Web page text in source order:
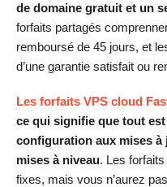
de domaine gratuit et un
forfaits partagés
remboursé de 45 jours, et
d’une garantie satisfait ou
Les forfaits VPS cloud
ce qui signifie que tout
configuration aux mises à
mises à niveau. Les
fixes, mais vous n’aurez